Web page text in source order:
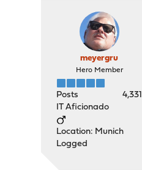
meyergru
Hero Member
Posts
4,331
IT Aficionado
Location: Munich
Logged